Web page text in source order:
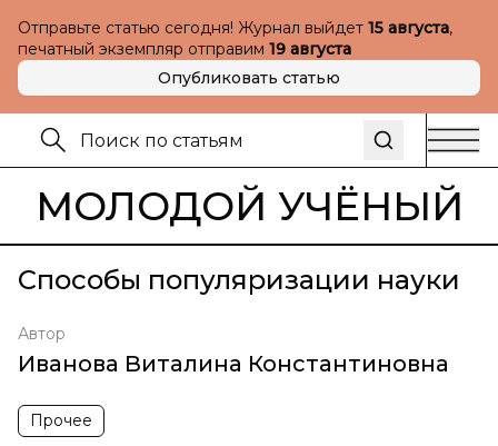
Отправьте статью сегодня! Журнал выйдет 15 августа,
печатный экземпляр отправим 19 августа
Опубликовать статью
МОЛОДОЙ УЧЁНЫЙ
Способы популяризации науки
Автор
Иванова Виталина Константиновна
Прочее